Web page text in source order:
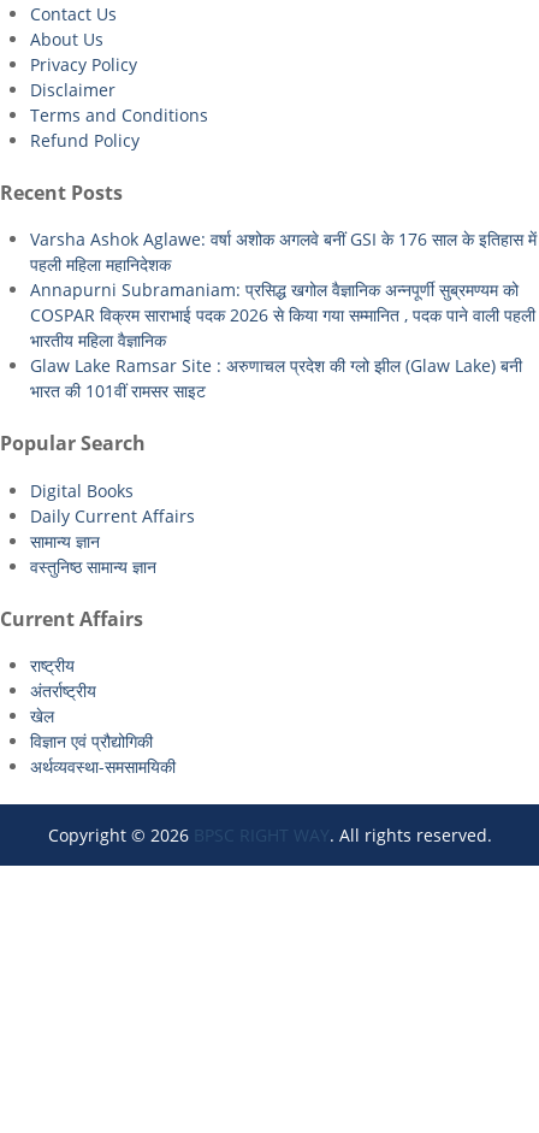
Contact Us
About Us
Privacy Policy
Disclaimer
Terms and Conditions
Refund Policy
Recent Posts
Varsha Ashok Aglawe: वर्षा अशोक अगलवे बनीं GSI के 176 साल के इतिहास में
पहली महिला महानिदेशक
Annapurni Subramaniam: प्रसिद्ध खगोल वैज्ञानिक अन्नपूर्णी सुब्रमण्यम को
COSPAR विक्रम साराभाई पदक 2026 से किया गया सम्मानित , पदक पाने वाली पहली
भारतीय महिला वैज्ञानिक
Glaw Lake Ramsar Site : अरुणाचल प्रदेश की ग्लो झील (Glaw Lake) बनी
भारत की 101वीं रामसर साइट
Popular Search
Digital Books
Daily Current Affairs
सामान्य ज्ञान
वस्तुनिष्ठ सामान्य ज्ञान
Current Affairs
राष्ट्रीय
अंतर्राष्ट्रीय
खेल
विज्ञान एवं प्रौद्योगिकी
अर्थव्यवस्था-समसामयिकी
Copyright © 2026 BPSC RIGHT WAY . All rights reserved.